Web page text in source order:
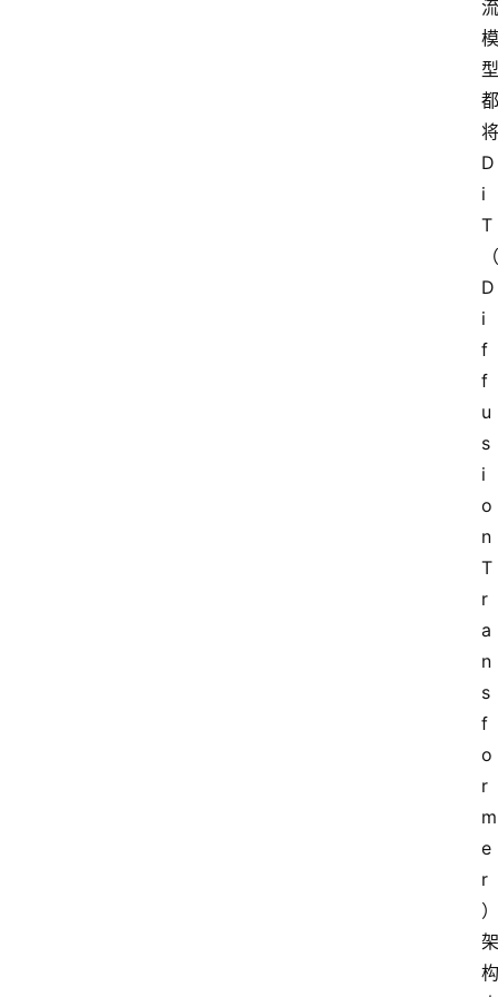
流
模
型
都
将
D
i
T
（
D
i
f
f
u
s
i
o
n
T
r
a
n
s
f
o
r
m
e
r
）
架
构